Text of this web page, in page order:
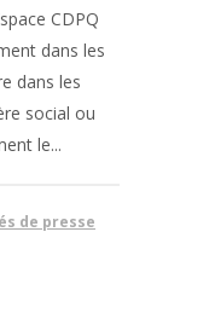
CDPQ
dans les
dans les
social ou
le...
de presse